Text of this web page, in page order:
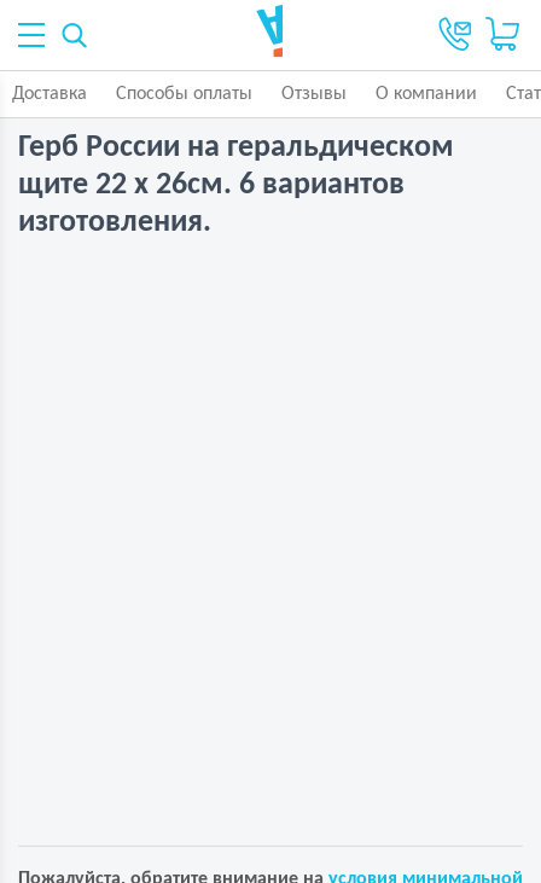
Доставка Способы оплаты Отзывы О компании
Герб России на геральдическом
щите 22 х 26см. 6 вариантов
изготовления.